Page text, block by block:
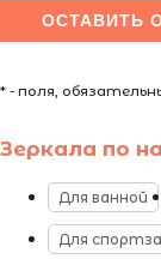
* - поля,
Зеркала по
Для ванной
Для